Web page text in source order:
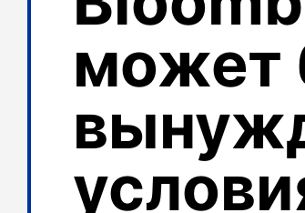
может